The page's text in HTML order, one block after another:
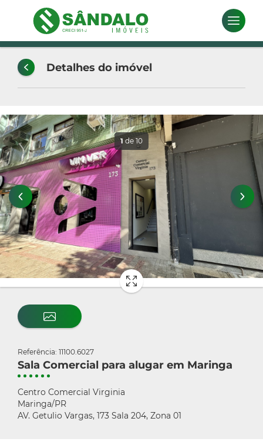
Detalhes do imóvel
1 de 10
Referência: 11100.6027
Sala Comercial para alugar em Maringa
Centro Comercial Virginia
Maringa/PR
AV. Getulio Vargas, 173 Sala 204, Zona 01